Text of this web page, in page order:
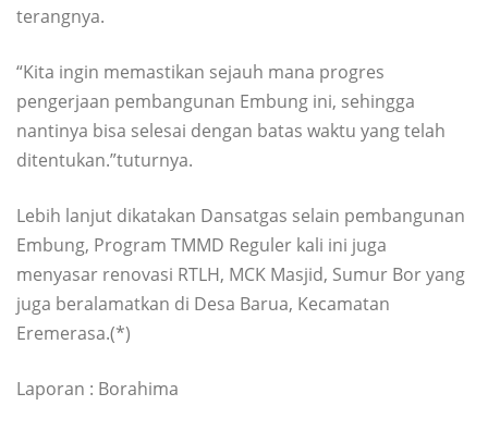
terangnya.
“Kita ingin memastikan sejauh mana progres
pengerjaan pembangunan Embung ini, sehingga
nantinya bisa selesai dengan batas waktu yang telah
ditentukan.”tuturnya.
Lebih lanjut dikatakan Dansatgas selain pembangunan
Embung, Program TMMD Reguler kali ini juga
menyasar renovasi RTLH, MCK Masjid, Sumur Bor yang
juga beralamatkan di Desa Barua, Kecamatan
Eremerasa.(*)
Laporan : Borahima